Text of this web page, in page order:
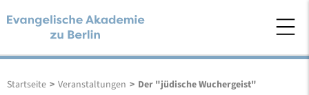
Startseite > Veranstaltungen > Der "jüdische Wuchergeist"